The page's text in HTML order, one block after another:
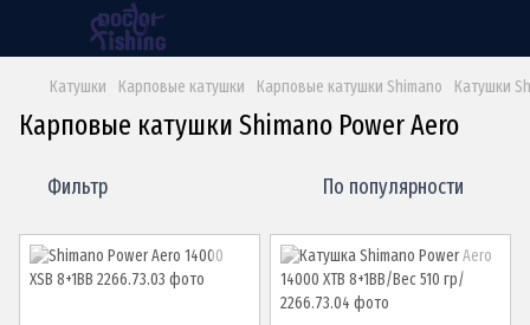
Катушки Карповые катушки Карповые катушки Shimano Катушки
Карповые катушки Shimano Power Aero
Фильтр По популярности